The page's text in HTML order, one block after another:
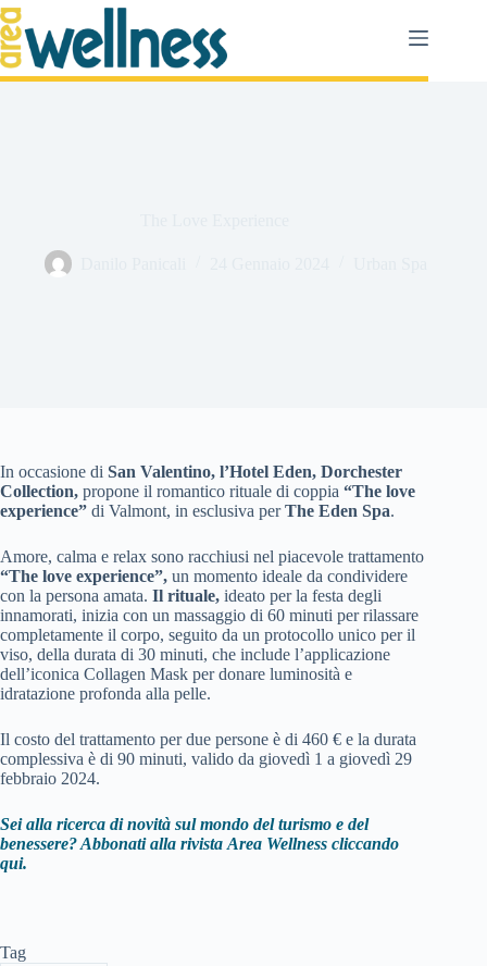
Salta
al
contenuto
In occasione di San Valentino, l’Hotel Eden, Dorchester
Collection, propone il romantico rituale di coppia “The love
experience” di Valmont, in esclusiva perThe Eden Spa.
Amore, calma e relax sono racchiusi nel piacevole trattamento
“The love experience”, un momento ideale da condividere
con la persona amata. Il rituale, ideato per la festa degli
innamorati, inizia con un massaggio di 60 minuti per rilassare
completamente il corpo, seguito da un protocollo unico per il
viso, della durata di 30 minuti, che include l’applicazione
dell’iconica Collagen Mask per donare luminosità e
idratazione profonda alla pelle.
Il costo del trattamento per due persone è di 460 € e la durata
complessiva è di 90 minuti, valido da giovedì 1 a giovedì 29
febbraio 2024.
Sei alla ricerca di novità sul mondo del turismo e del
benessere? Abbonati alla rivista Area Wellness cliccando
qui.
Tag